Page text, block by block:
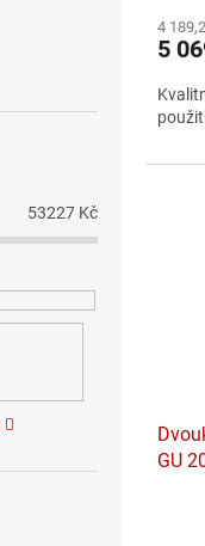
53227 Kč
je
z
5
4
5
GU